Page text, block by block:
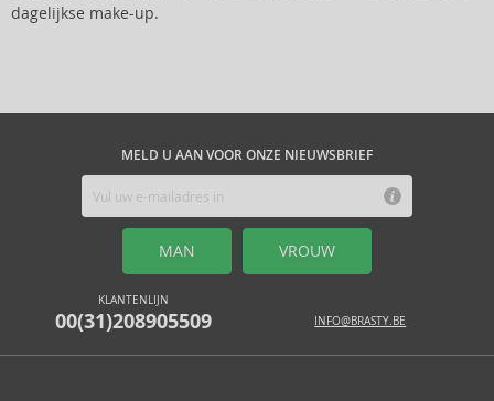
dagelijkse make-up.
MELD U AAN VOOR ONZE NIEUWSBRIEF
MAN VROUW
KLANTENLIJN
00(31)208905509 INFO@BRASTY.BE